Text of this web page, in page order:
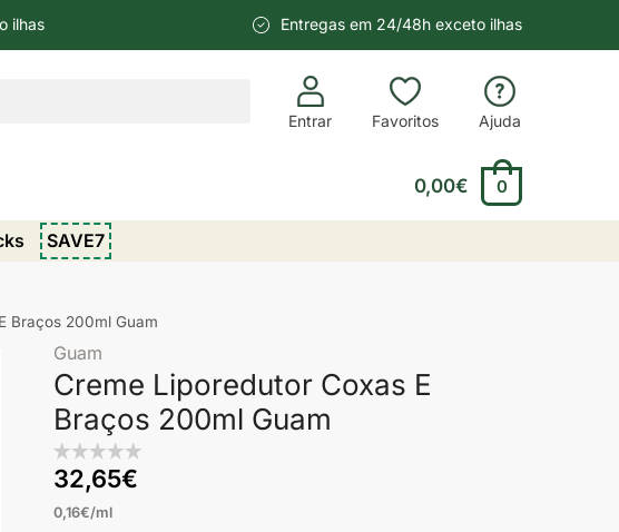
ilhas Entregas em 24/48h exceto ilhas
Entrar Favoritos Ajuda
0,00€ 0
SAVE7
Braços 200ml Guam
Guam
Creme Liporedutor Coxas E
Braços 200ml Guam
32,65€
0,16€/ml